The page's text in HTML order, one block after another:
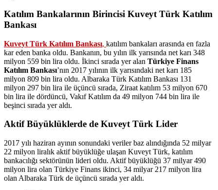
Katılım Bankalarının Birincisi Kuveyt Türk Katılım
Bankası
Kuveyt Türk Katılım Bankası, katılım bankaları arasında en fazla
kar eden banka oldu. Bankanın, bu yılın ilk yarısında net karı 348
milyon 559 bin lira oldu. İkinci sırada yer alan Türkiye Finans
Katılım Bankası’nın 2017 yılının ilk yarısındaki net karı 185
milyon 809 bin lira oldu. Albaraka Türk Katılım Bankası 131
milyon 297 bin lira ile üçüncü sırada, Ziraat katılım 53 milyon 670
bin lira ile dördüncü, Vakıf Katılım da 49 milyon 744 bin lira ile
beşinci sırada yer aldı.
Aktif Büyüklüklerde de Kuveyt Türk Lider
2017 yılı haziran ayının sonundaki veriler baz alındığında 52 milyar
22 milyon liralık aktif büyüklüğe ulaşan Kuveyt Türk, katılım
bankacılığı sektörünün lideri oldu. Aktif büyüklüğü 37 milyar 490
milyon lira olan Türkiye Finans ikinci, 34 milyar 217 milyon lira
olan Albaraka Türk de üçüncü sırada yer aldı.